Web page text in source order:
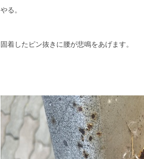
やる。
固着したピン抜きに腰が悲鳴をあげます。